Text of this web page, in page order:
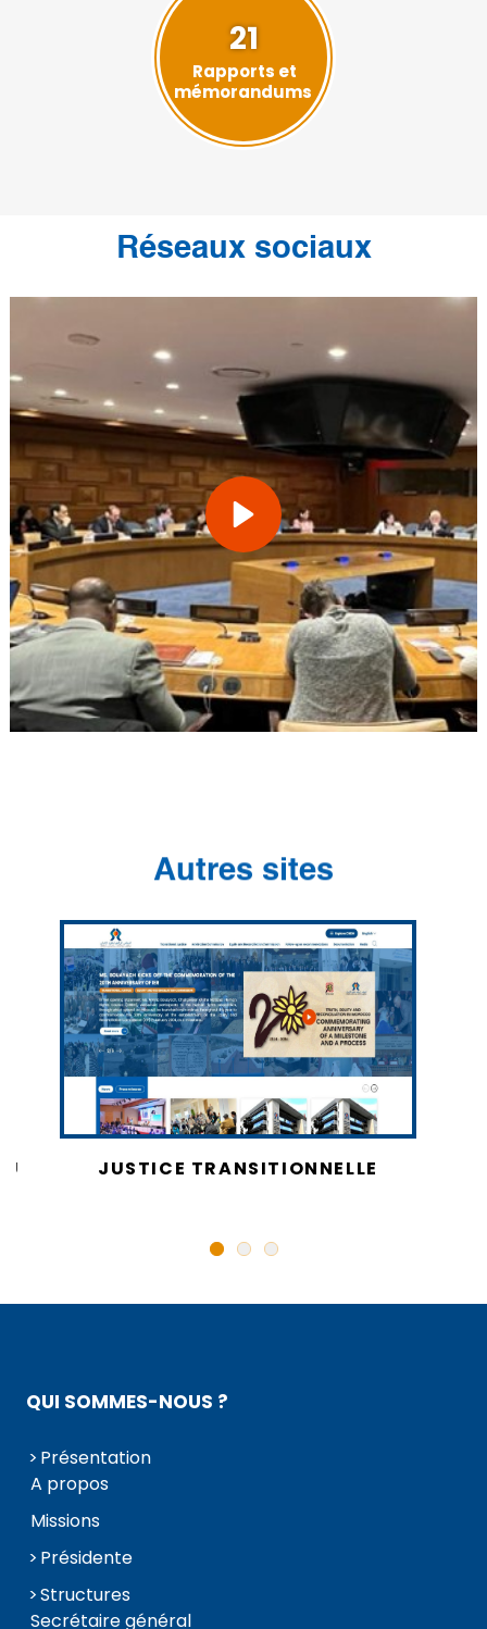
21
Rapports et
mémorandums
Réseaux sociaux
Autres sites
JUSTICE TRANSITIONNELLE
QUI SOMMES-NOUS ?
Présentation
A propos
Missions
Présidente
Structures
Secrétaire général